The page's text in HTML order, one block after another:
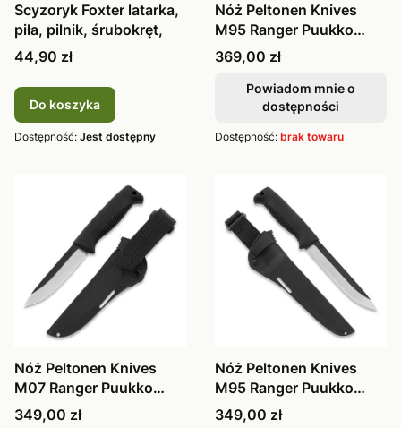
Scyzoryk Foxter latarka,
piła, pilnik, śrubokręt,
Cena
44,90 zł
Do koszyka
Dostępność: Jest dostępny
Nóż Peltonen Knives
M95 Ranger Puukko
Sissipuukko
Cena
369,00 zł
Powiadom mnie o
dostępności
Dostępność: brak towaru
Nóż Peltonen Knives
M07 Ranger Puukko
Sissipuukko
Cena
349,00 zł
Nóż Peltonen Knives
M95 Ranger Puukko
Sissipuukko
Cena
349,00 zł